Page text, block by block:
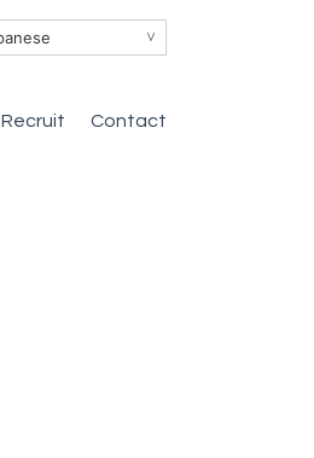
∨
Recruit Contact